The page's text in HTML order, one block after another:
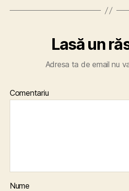
Lasă un
Adresa ta de email nu
Comentariu
Nume